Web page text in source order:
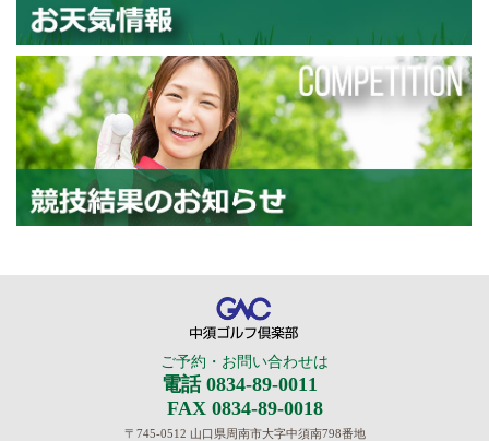
ご予約・お問い合わせは
電話 0834-89-0011
FAX 0834-89-0018
〒745-0512 山口県周南市大字中須南798番地